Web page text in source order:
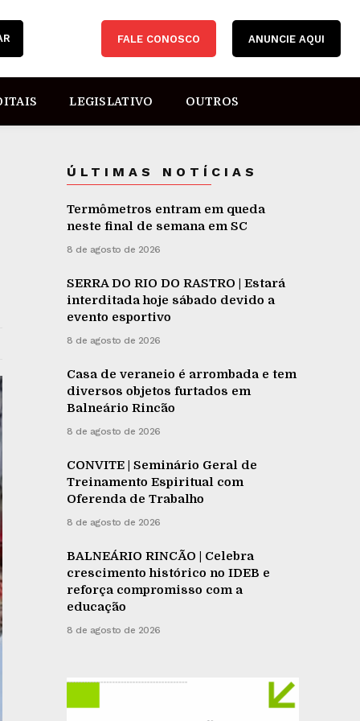
FALE CONOSCO ANUNCIE AQUI
LEGISLATIVO OUTROS
ÚLTIMAS NOTÍCIAS
Termômetros entram em queda
neste final de semana em SC
8 de agosto de 2026
SERRA DO RIO DO RASTRO | Estará
interditada hoje sábado devido a
evento esportivo
8 de agosto de 2026
Casa de veraneio é arrombada e tem
diversos objetos furtados em
Balneário Rincão
8 de agosto de 2026
CONVITE | Seminário Geral de
Treinamento Espiritual com
Oferenda de Trabalho
8 de agosto de 2026
BALNEÁRIO RINCÃO | Celebra
crescimento histórico no IDEB e
reforça compromisso com a
educação
8 de agosto de 2026